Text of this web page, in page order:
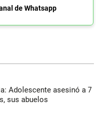
de Whatsapp
Adolescente asesinó a 7
sus abuelos